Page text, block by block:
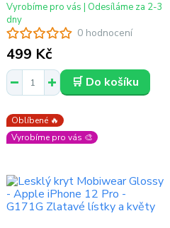
0 hodnocení
499 Kč
Vyrobíme pro vás | Odesíláme za 2-3
dny
🛒 Do košíku
Oblíbené 🔥
Vyrobíme pro vás 🎨